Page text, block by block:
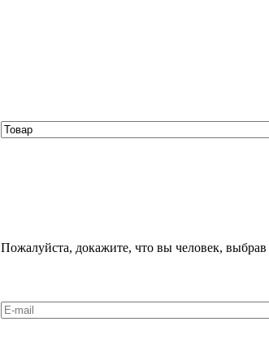
Пожалуйста, докажите, что вы человек, выбрав